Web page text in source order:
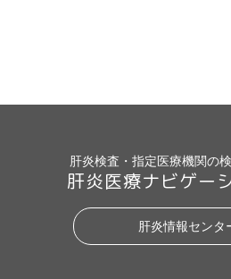
肝炎検査・指定医療機関の
肝炎医療ナビゲー
肝炎情報センタ